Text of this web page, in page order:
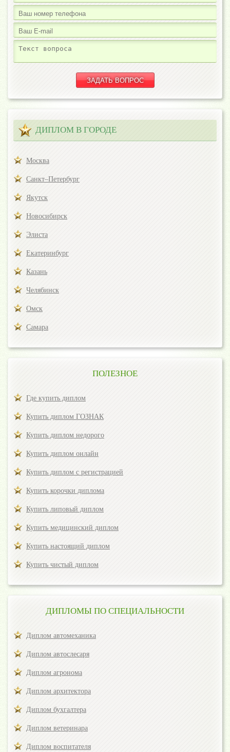
ДИПЛОМ В ГОРОДЕ
Москва
Санкт–Петербург
Якутск
Новосибирск
Элиста
Екатеринбург
Казань
Челябинск
Омск
Самара
ПОЛЕЗНОЕ
Где купить диплом
Купить диплом ГОЗНАК
Купить диплом недорого
Купить диплом онлайн
Купить диплом с регистрацией
Купить корочки диплома
Купить липовый диплом
Купить медицинский диплом
Купить настоящий диплом
Купить чистый диплом
ДИПЛОМЫ ПО СПЕЦИАЛЬНОСТИ
Диплом автомеханика
Диплом автослесаря
Диплом агронома
Диплом архитектора
Диплом бухгалтера
Диплом ветеринара
Диплом воспитателя